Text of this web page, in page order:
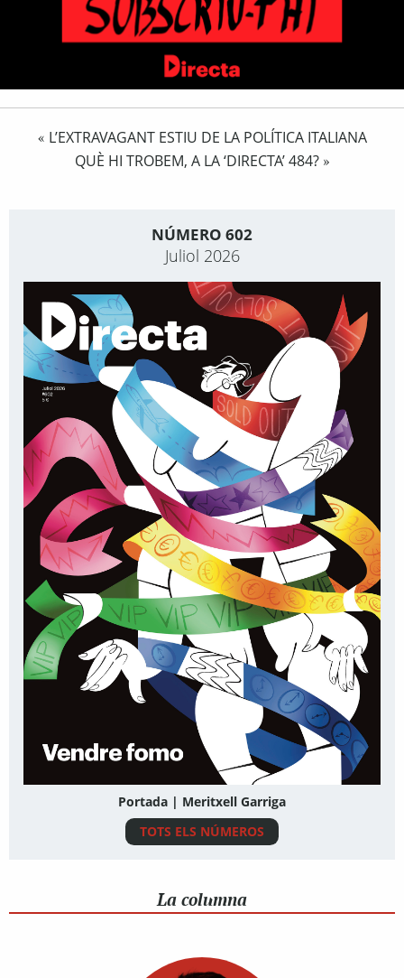
« L’EXTRAVAGANT ESTIU DE LA POLÍTICA ITALIANA
QUÈ HI TROBEM, A LA ‘DIRECTA’ 484?»
NÚMERO 602
Juliol 2026
Portada | Meritxell Garriga
TOTS ELS NÚMEROS
La columna